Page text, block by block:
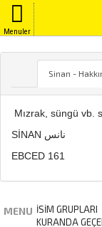
Menuler
Sinan -
Mızrak, süngü vb.
SİNAN نانس
EBCED 161
MENU İSİM GRUPLARI
KURANDA